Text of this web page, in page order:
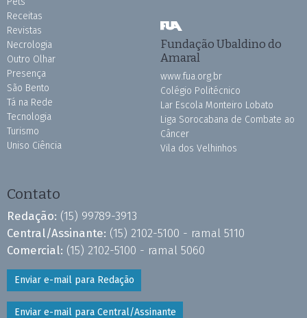
Receitas
Revistas
Necrologia
Outro Olhar
Presença
São Bento
Tá na Rede
Tecnologia
Turismo
Uniso Ciência
Fundação Ubaldino do
Amaral
www.fua.org.br
Colégio Politécnico
Lar Escola Monteiro Lobato
Liga Sorocabana de Combate ao
Câncer
Vila dos Velhinhos
Contato
Redação: (15) 99789-3913
Central/Assinante: (15) 2102-5100 - ramal 5110
Comercial: (15) 2102-5100 - ramal 5060
Enviar e-mail para Redação
Enviar e-mail para Central/Assinante